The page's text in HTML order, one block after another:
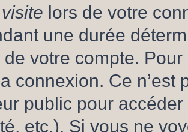
lors de votre
une durée
votre compte.
connexion. Ce
public pour
etc.). Si vous ne